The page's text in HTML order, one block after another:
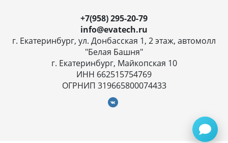
+7(958) 295-20-79
info@evatech.ru
г. Екатеринбург, ул. Донбасская 1, 2 этаж, автомолл
"Белая Башня"
г. Екатеринбург, Майкопская 10
ИНН 662515754769
ОГРНИП 319665800074433